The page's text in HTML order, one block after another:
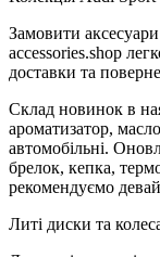
Замовити
accessories.shop
доставки та
Склад новинок в
ароматизатор,
автомобільні.
брелок, кепка,
рекомендуємо
Литі диски та